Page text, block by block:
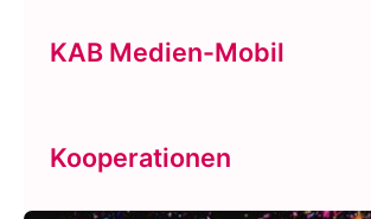
KAB Medien-Mobil
Kooperationen